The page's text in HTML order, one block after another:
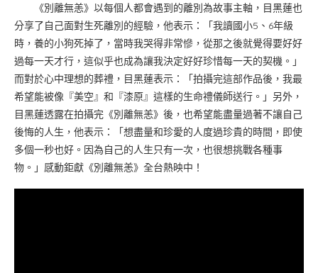
《別離無恙》以每個人都會遇到的離別為故事主軸，目黑蓮也
分享了自己面對生死離別的經驗，他表示：「我讀國小5、6年級
時，養的小狗死掉了，當時我哭得非常慘，從那之後就覺得要好好
過每一天才行，這似乎也成為讓我決定好好珍惜每一天的契機。」
而對於心中理想的葬禮，目黑蓮表示：「拍攝完這部作品後，我最
希望能被像『美空』和『漆原』這樣的生命禮儀師送行。」另外，
目黑蓮透露在拍攝完《別離無恙》後，也希望能盡量過著不讓自己
後悔的人生，他表示：「想盡量和珍愛的人度過珍貴的時間，即使
多個一秒也好。因為自己的人生只有一次，也很想挑戰各種事
物。」感動鉅獻《別離無恙》全台熱映中！